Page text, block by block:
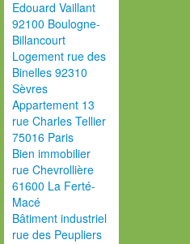
Edouard Vaillant
92100 Boulogne-
Billancourt
Logement rue des
Binelles 92310
Sèvres
Appartement 13
rue Charles Tellier
75016 Paris
Bien immobilier
rue Chevrollière
61600 La Ferté-
Macé
Bâtiment industriel
rue des Peupliers